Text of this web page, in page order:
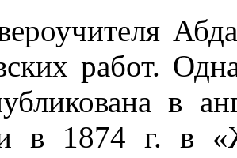
работ.
в
в 1874 г. в